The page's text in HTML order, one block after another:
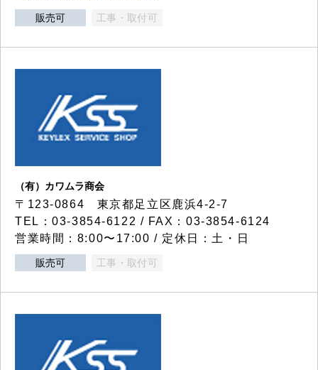
販売可 工事・取付可
（有）カワムラ商会
〒123-0864 東京都足立区鹿浜4-2-7
TEL：03-3854-6122 / FAX：03-3854-6124
営業時間：8:00〜17:00 / 定休日：土・日
販売可 工事・取付可